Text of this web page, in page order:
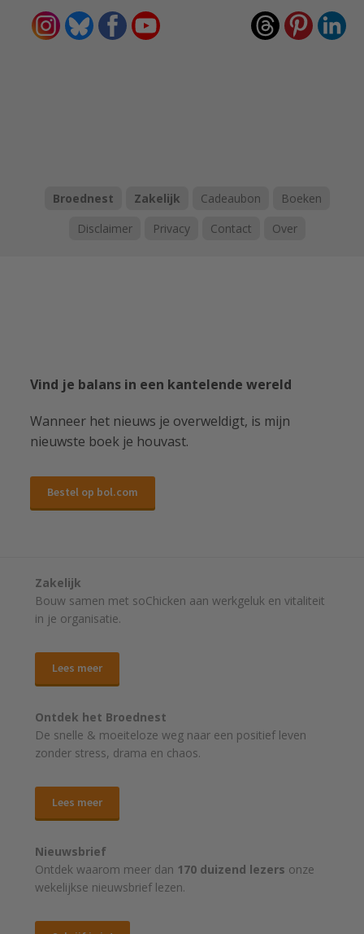
Broednest Zakelijk Cadeaubon
Boeken
Disclaimer
Privacy Contact Over
Vind je balans in een kantelende wereld
Wanneer het nieuws je overweldigt, is mijn
nieuwste boek je houvast.
Bestel op bol.com
Zakelijk
Bouw samen met soChicken aan werkgeluk en vitaliteit
in je organisatie.
Lees meer
Ontdek het Broednest
De snelle & moeiteloze weg naar een positief leven
zonder stress, drama en chaos.
Lees meer
Nieuwsbrief
Ontdek waarom meer dan 170 duizend lezers onze
wekelijkse nieuwsbrief lezen.